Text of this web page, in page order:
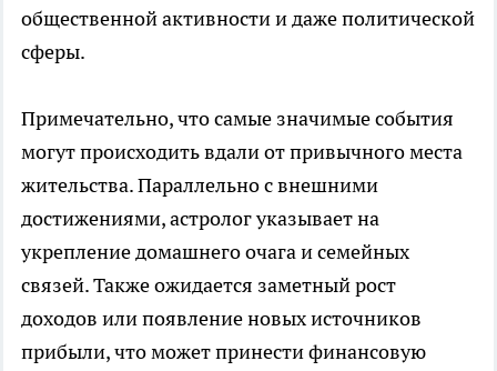
общественной активности и даже политической
сферы.
Примечательно, что самые значимые события
могут происходить вдали от привычного места
жительства. Параллельно с внешними
достижениями, астролог указывает на
укрепление домашнего очага и семейных
связей. Также ожидается заметный рост
доходов или появление новых источников
прибыли, что может принести финансовую